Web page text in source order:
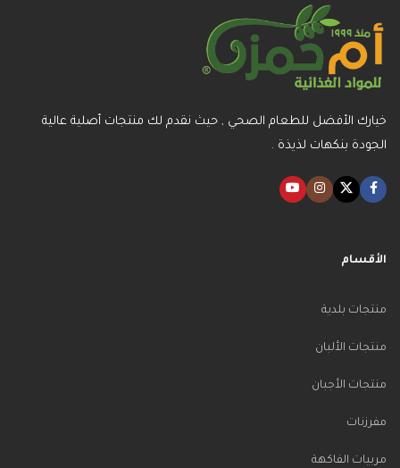
خيارك الأفضل للطعام الصحي , حيث نقدم لك منتجات أصلية عالية
الجودة بنكهات لذيذة .
الأقسام
منتجات بلدية
منتجات الألبان
منتجات الأجبان
مفرزنات
مربيات الفاكهة